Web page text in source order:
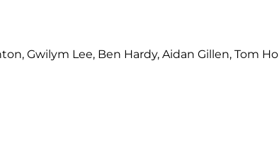
Gwilym Lee, Ben Hardy, Aidan Gillen, Tom